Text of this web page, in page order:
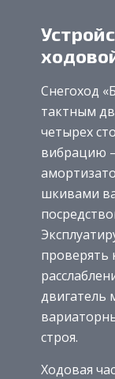
Снегоход
тактным
четырех
вибрацию
шкивами
проверять
двигатель
строя.
Ходовая